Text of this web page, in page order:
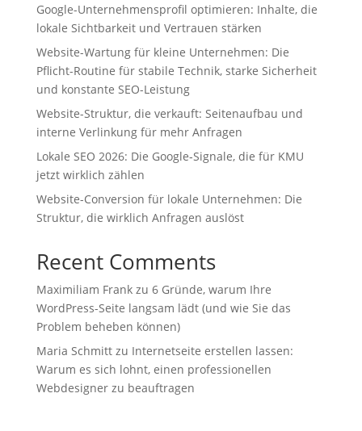
Google-Unternehmensprofil optimieren: Inhalte, die
lokale Sichtbarkeit und Vertrauen stärken
Website-Wartung für kleine Unternehmen: Die
Pflicht-Routine für stabile Technik, starke Sicherheit
und konstante SEO-Leistung
Website-Struktur, die verkauft: Seitenaufbau und
interne Verlinkung für mehr Anfragen
Lokale SEO 2026: Die Google‑Signale, die für KMU
jetzt wirklich zählen
Website-Conversion für lokale Unternehmen: Die
Struktur, die wirklich Anfragen auslöst
Recent Comments
Maximiliam Frankzu 6 Gründe, warum Ihre
WordPress-Seite langsam lädt (und wie Sie das
Problem beheben können)
Maria Schmittzu Internetseite erstellen lassen:
Warum es sich lohnt, einen professionellen
Webdesigner zu beauftragen